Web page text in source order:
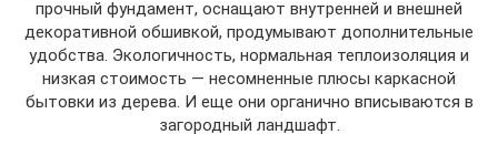
прочный фундамент, оснащают внутренней и внешней
декоративной обшивкой, продумывают дополнительные
удобства. Экологичность, нормальная теплоизоляция и
низкая стоимость — несомненные плюсы каркасной
бытовки из дерева. И еще они органично вписываются в
загородный ландшафт.